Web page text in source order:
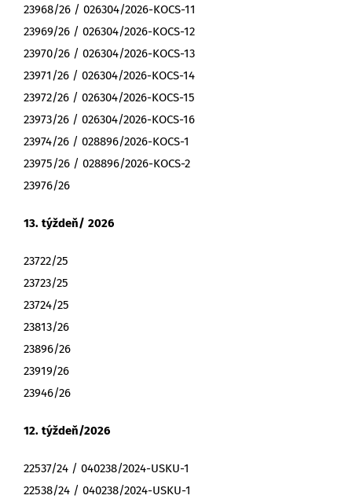
23968/26 / 026304/2026-KOCS-11
23969/26 / 026304/2026-KOCS-12
23970/26 / 026304/2026-KOCS-13
23971/26 / 026304/2026-KOCS-14
23972/26 / 026304/2026-KOCS-15
23973/26 / 026304/2026-KOCS-16
23974/26 / 028896/2026-KOCS-1
23975/26 / 028896/2026-KOCS-2
23976/26
13. týždeň/ 2026
23722/25
23723/25
23724/25
23813/26
23896/26
23919/26
23946/26
12. týždeň/2026
22537/24 / 040238/2024-USKU-1
22538/24 / 040238/2024-USKU-1